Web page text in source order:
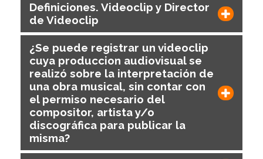
Definiciones. Videoclip y Director
de Videoclip
¿Se puede registrar un videoclip
cuya produccion audiovisual se
realizó sobre la interpretación de
una obra musical, sin contar con
el permiso necesario del
compositor, artista y/o
discográfica para publicar la
misma?